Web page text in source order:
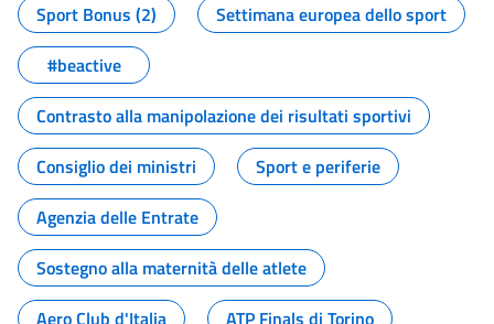
Sport Bonus (2)
Settimana europea dello sport
#beactive
Contrasto alla manipolazione dei risultati sportivi
Consiglio dei ministri
Sport e periferie
Agenzia delle Entrate
Sostegno alla maternità delle atlete
Aero Club d'Italia
ATP Finals di Torino